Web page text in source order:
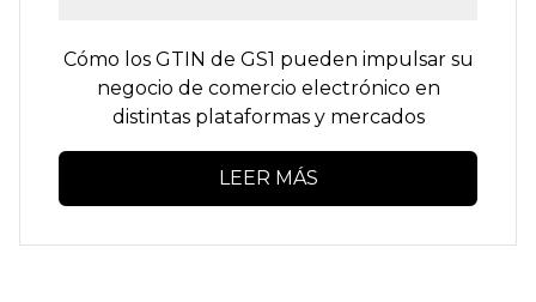
Cómo los GTIN de GS1 pueden impulsar su
negocio de comercio electrónico en
distintas plataformas y mercados
LEER MÁS